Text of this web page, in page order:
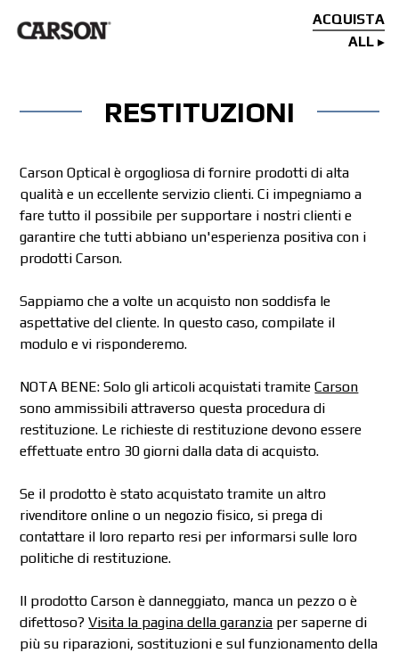
ACQUISTA
ALL
RESTITUZIONI
Carson Optical è orgogliosa di fornire prodotti di alta
qualità e un eccellente servizio clienti. Ci impegniamo a
fare tutto il possibile per supportare i nostri clienti e
garantire che tutti abbiano un'esperienza positiva con i
prodotti Carson.
Sappiamo che a volte un acquisto non soddisfa le
aspettative del cliente. In questo caso, compilate il
modulo e vi risponderemo.
NOTA BENE: Solo gli articoli acquistati tramite Carson
sono ammissibili attraverso questa procedura di
restituzione. Le richieste di restituzione devono essere
effettuate entro 30 giorni dalla data di acquisto.
Se il prodotto è stato acquistato tramite un altro
rivenditore online o un negozio fisico, si prega di
contattare il loro reparto resi per informarsi sulle loro
politiche di restituzione.
Il prodotto Carson è danneggiato, manca un pezzo o è
difettoso? Visita la pagina della garanzia per saperne di
più su riparazioni, sostituzioni e sul funzionamento della